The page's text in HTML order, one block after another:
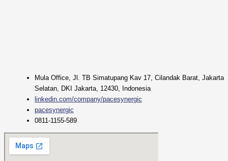
Mula Office, Jl. TB Simatupang Kav 17, Cilandak Barat, Jakarta
Selatan, DKI Jakarta, 12430, Indonesia
linkedin.com/company/pacesynergic
pacesynergic
0811-1155-589